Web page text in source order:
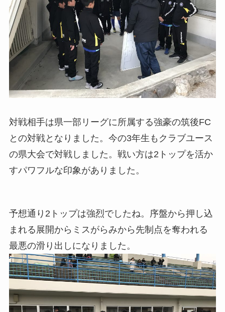
対戦相手は県一部リーグに所属する強豪の筑後FC
との対戦となりました。今の3年生もクラブユース
の県大会で対戦しました。戦い方は2トップを活か
すパワフルな印象がありました。
予想通り2トップは強烈でしたね。序盤から押し込
まれる展開からミスがらみから先制点を奪われる
最悪の滑り出しになりました。